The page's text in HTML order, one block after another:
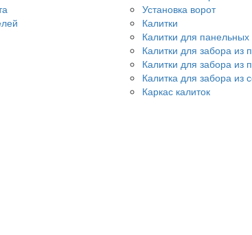
Установка ворот
Калитки
Калитки для
Калитки для забора из
Калитки для забора из
Калитка для забора из
Каркас калиток